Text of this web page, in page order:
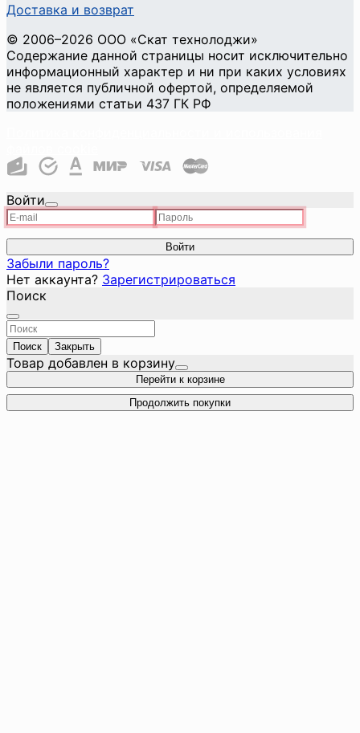
Доставка и возврат
© 2006–2026 ООО «Скат технолоджи»
Содержание данной страницы носит исключительно
информационный характер и ни при каких условиях
не является публичной офертой, определяемой
положениями статьи 437 ГК РФ
Войти
Войти
Забыли пароль?
Нет аккаунта? Зарегистрироваться
Поиск
Поиск Закрыть
Товар добавлен в корзину
Перейти к корзине
Продолжить покупки